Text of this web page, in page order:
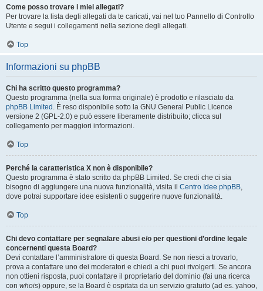
Come posso trovare i miei allegati?
Per trovare la lista degli allegati da te caricati, vai nel tuo Pannello di Controllo
Utente e segui i collegamenti nella sezione degli allegati.
Top
Informazioni su phpBB
Chi ha scritto questo programma?
Questo programma (nella sua forma originale) è prodotto e rilasciato da
phpBB Limited . È reso disponibile sotto la GNU General Public Licence
versione 2 (GPL-2.0) e può essere liberamente distribuito; clicca sul
collegamento per maggiori informazioni.
Top
Perché la caratteristica X non è disponibile?
Questo programma è stato scritto da phpBB Limited. Se credi che ci sia
bisogno di aggiungere una nuova funzionalità, visita il Centro Idee phpBB,
dove potrai supportare idee esistenti o suggerire nuove funzionalità.
Top
Chi devo contattare per segnalare abusi e/o per questioni d’ordine legale
concernenti questa Board?
Devi contattare l’amministratore di questa Board. Se non riesci a trovarlo,
prova a contattare uno dei moderatori e chiedi a chi puoi rivolgerti. Se ancora
non ottieni risposta, puoi contattare il proprietario del dominio (fai una ricerca
con whois) oppure, se la Board è ospitata da un servizio gratuito (ad es. yahoo,